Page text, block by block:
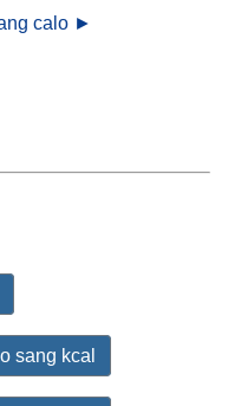
calo ►
sang kcal